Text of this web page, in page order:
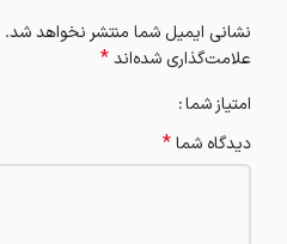
نشانی ایمیل شما منتشر نخواهد شد.
علامت‌گذاری شده‌اند*
امتیاز شما
دیدگاه شما*